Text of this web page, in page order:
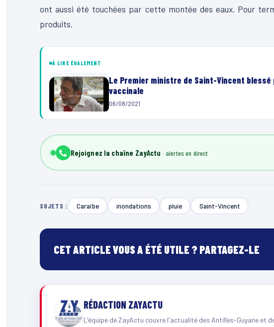
ont aussi été touchées par cette montée des eaux. Pour
produits.
À LIRE ÉGALEMENT
Le Premier ministre de Saint-Vincent
vaccinale
06/08/2021
Rejoignez la chaîne ZayActu
SUJETS : Caraïbe inondations pluie Saint-Vincent
CET ARTICLE VOUS A ÉTÉ UTILE ? PARTAGEZ-LE
RÉDACTION ZAYACTU
L'équipe de ZayActu couvre l'actualité des Antilles-Guyane et